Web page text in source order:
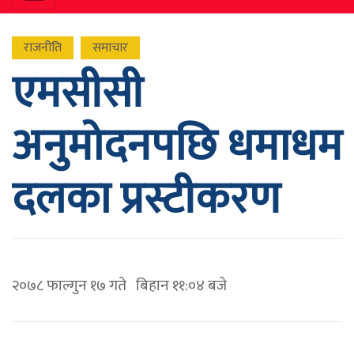
राजनीति समाचार
एमसीसी
अनुमोदनपछि धमाधम
दलका प्रस्टीकरण
२०७८ फाल्गुन १७ गते बिहान ११:०४ बजे